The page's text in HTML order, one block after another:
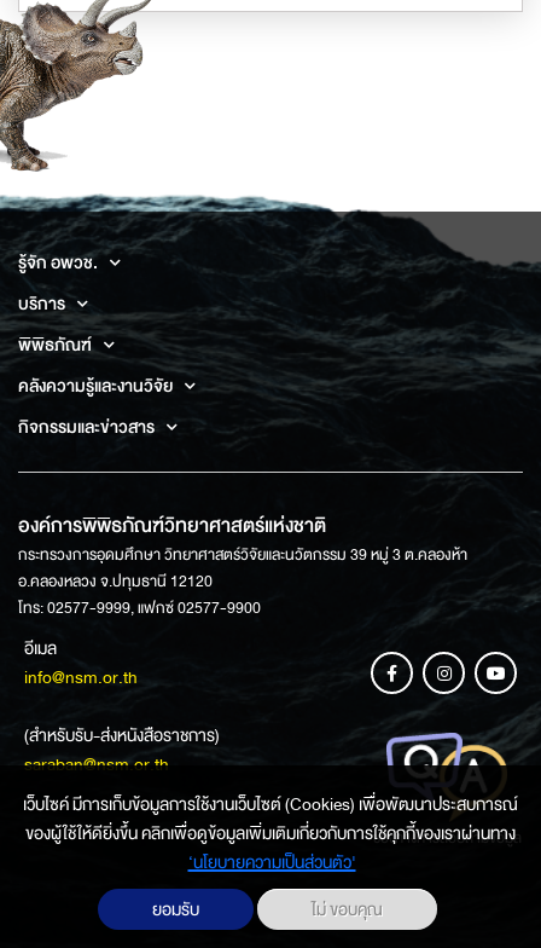
รู้จัก อพวช.
บริการ
พิพิธภัณฑ์
คลังความรู้และงานวิจัย
กิจกรรมและข่าวสาร
องค์การพิพิธภัณฑ์วิทยาศาสตร์แห่งชาติ
กระทรวงการอุดมศึกษา วิทยาศาสตร์วิจัยและนวัตกรรม 39 หมู่ 3 ต.คลองห้า
อ.คลองหลวง จ.ปทุมธานี 12120
โทร: 02577-9999, แฟกซ์ 02577-9900
อีเมล
info@nsm.or.th
(สำหรับรับ-ส่งหนังสือราชการ)
saraban@nsm.or.th
ช่องทางการสอบถามข้อมูล
เว็บไซค์ มีการเก็บข้อมูลการใช้งานเว็บไซต์ (Cookies) เพื่อพัฒนาประสบการณ์
ของผู้ใช้ให้ดียิ่งขึ้น คลิกเพื่อดูข้อมูลเพิ่มเติมเกี่ยวกับการใช้คุกกี้ของเราผ่านทาง
‘นโยบายความเป็นส่วนตัว'
ยอมรับ
ไม่ ขอบคุณ